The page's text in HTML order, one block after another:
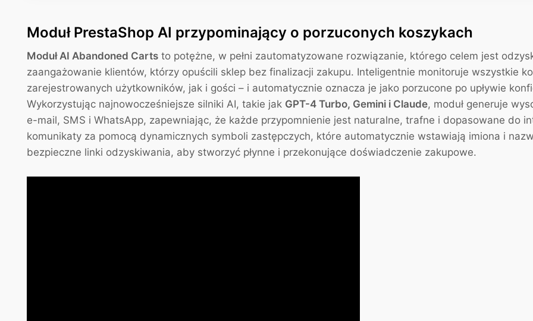
Moduł PrestaShop AI przypominający o porzuconych koszykach
Moduł AI Abandoned Carts to potężne, w pełni zautomatyzowane rozwiązanie, którego celem jest
zaangażowanie klientów, którzy opuścili sklep bez finalizacji zakupu. Inteligentnie monitoruje wszystkie
zarejestrowanych użytkowników, jak i gości – i automatycznie oznacza je jako porzucone po upływie
Wykorzystując najnowocześniejsze silniki AI, takie jak GPT-4 Turbo, Gemini i Claude, moduł generuje
e-mail, SMS i WhatsApp, zapewniając, że każde przypomnienie jest naturalne, trafne i dopasowane do
komunikaty za pomocą dynamicznych symboli zastępczych, które automatycznie wstawiają imiona i
bezpieczne linki odzyskiwania, aby stworzyć płynne i przekonujące doświadczenie zakupowe.